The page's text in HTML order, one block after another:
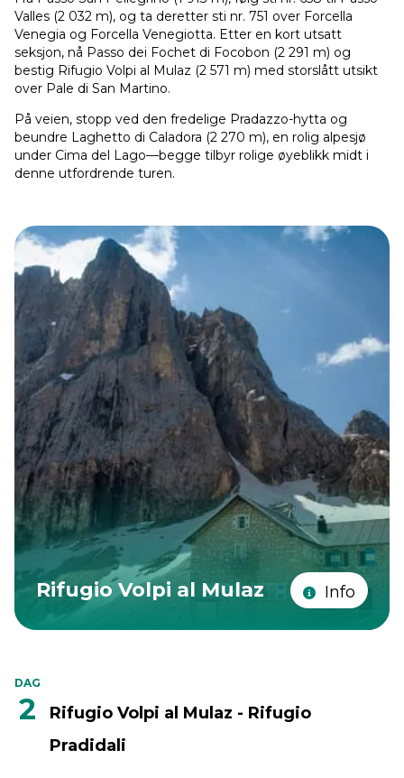
Valles (2 032 m), og ta deretter sti nr. 751 over Forcella
Venegia og Forcella Venegiotta. Etter en kort utsatt
seksjon, nå Passo dei Fochet di Focobon (2 291 m) og
bestig Rifugio Volpi al Mulaz (2 571 m) med storslått utsikt
over Pale di San Martino.
På veien, stopp ved den fredelige Pradazzo-hytta og
beundre Laghetto di Caladora (2 270 m), en rolig alpesjø
under Cima del Lago—begge tilbyr rolige øyeblikk midt i
denne utfordrende turen.
Rifugio Volpi al Mulaz Info
DAG
2
Rifugio Volpi al Mulaz - Rifugio
Pradidali